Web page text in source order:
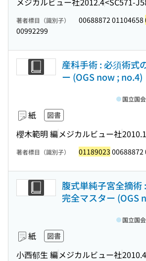
著者標目（識別子） 00688872 01104658
00992299
産科手術 : 必須術式
ー (OGS now ; no.4)
紙 図書
櫻木範明 編 メジカルビュー社
国立国
著者標目（識別子） 01189023 00688872
腹式単純子宮全摘術
完全マスター (OGS
紙 図書
小西郁生 編 メジカルビュー社2010.4
国立国